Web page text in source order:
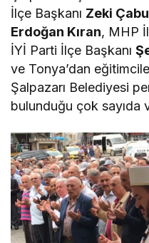
İlçe Başkanı Zeki
Erdoğan Kıran, MHP
İYİ Parti İlçe Başkanı
ve Tonya’dan
Şalpazarı Belediyesi
bulunduğu çok sayıda